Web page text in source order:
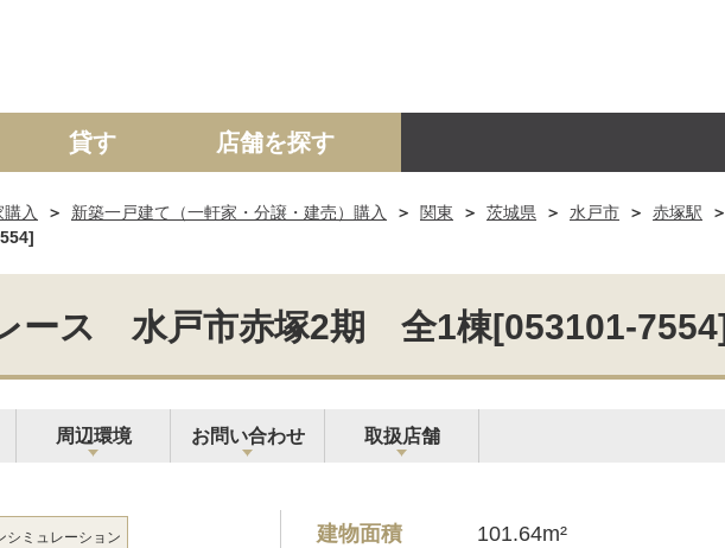
て マンション 土地 事業投資用
貸す 店舗を探す
入 新築一戸建て（一軒家・分譲・建売）購入 関東 茨城県 水戸市
赤塚駅
ース 水戸市赤塚2期 全1棟[053101-7554]
周辺環境 お問い合わせ 取扱店舗
シミュレーション 建物面積
101.64m²